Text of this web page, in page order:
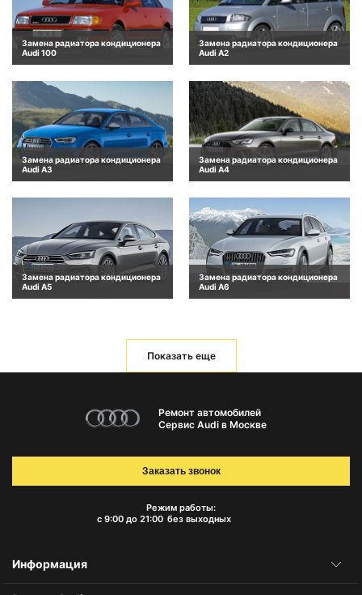
Замена радиатора кондиционера
Audi 100
Замена радиатора кондиционера
Audi A2
Замена радиатора кондиционера
Audi A3
Замена радиатора кондиционера
Audi A4
Замена радиатора кондиционера
Audi A5
Замена радиатора кондиционера
Audi A6
Показать еще
Ремонт автомобилей
Сервис Audi в Москве
Режим работы:
с 9:00 до 21:00 без выходных
Заказать звонок
Информация